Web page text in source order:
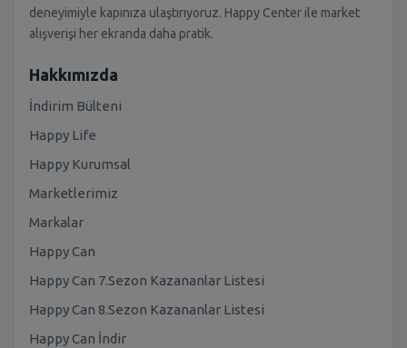
deneyimiyle kapınıza ulaştırıyoruz. Happy Center ile market
alışverişi her ekranda daha pratik.
Hakkımızda
İndirim Bülteni
Happy Life
Happy Kurumsal
Marketlerimiz
Markalar
Happy Can
Happy Can 7.Sezon Kazananlar Listesi
Happy Can 8.Sezon Kazananlar Listesi
Happy Can İndir